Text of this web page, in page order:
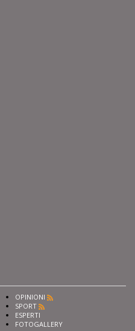
OPINIONI
SPORT
ESPERTI
FOTOGALLERY